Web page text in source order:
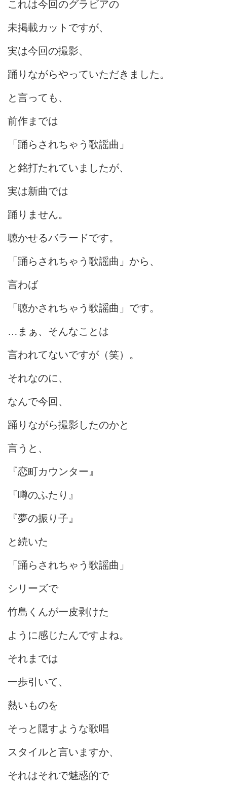
これは今回のグラビアの
未掲載カットですが、
実は今回の撮影、
踊りながらやっていただきました。
と言っても、
前作までは
「踊らされちゃう歌謡曲」
と銘打たれていましたが、
実は新曲では
踊りません。
聴かせるバラードです。
「踊らされちゃう歌謡曲」から、
言わば
「聴かされちゃう歌謡曲」です。
…まぁ、そんなことは
言われてないですが（笑）。
それなのに、
なんで今回、
踊りながら撮影したのかと
言うと、
『恋町カウンター』
『噂のふたり』
『夢の振り子』
と続いた
「踊らされちゃう歌謡曲」
シリーズで
竹島くんが一皮剥けた
ように感じたんですよね。
それまでは
一歩引いて、
熱いものを
そっと隠すような歌唱
スタイルと言いますか、
それはそれで魅惑的で